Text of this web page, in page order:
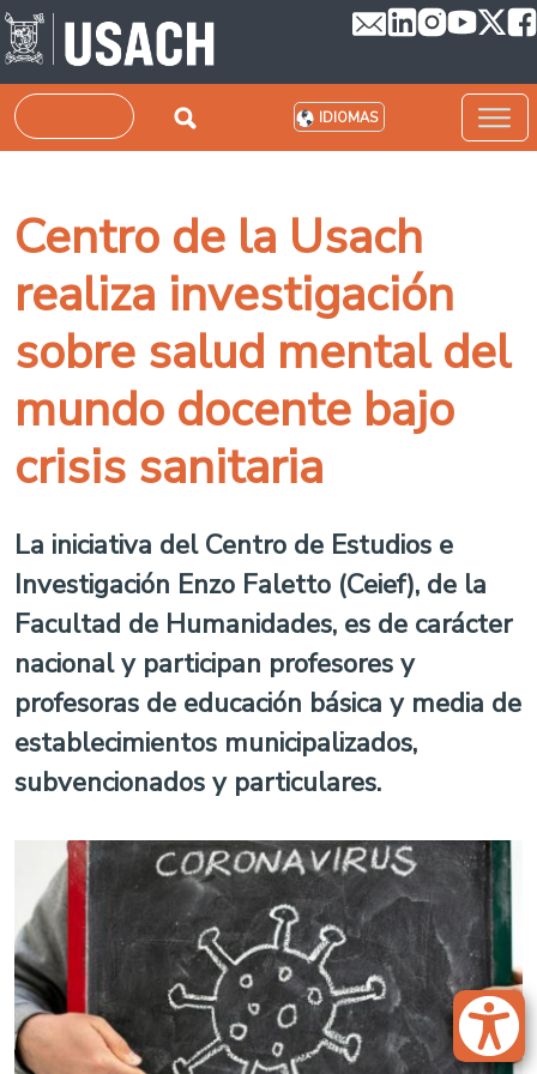
Pasar al contenido principal
Buscar IDIOMAS
Centro de la Usach
realiza investigación
sobre salud mental del
mundo docente bajo
crisis sanitaria
La iniciativa del Centro de Estudios e
Investigación Enzo Faletto (Ceief), de la
Facultad de Humanidades, es de carácter
nacional y participan profesores y
profesoras de educación básica y media de
establecimientos municipalizados,
subvencionados y particulares.